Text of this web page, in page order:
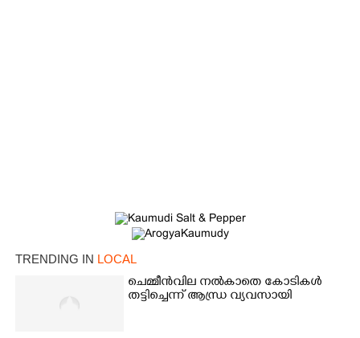
TRENDING IN LOCAL
ചെമ്മീൻവില നൽകാതെ കോടികൾ
തട്ടിച്ചെന്ന് ആന്ധ്ര വ്യവസായി